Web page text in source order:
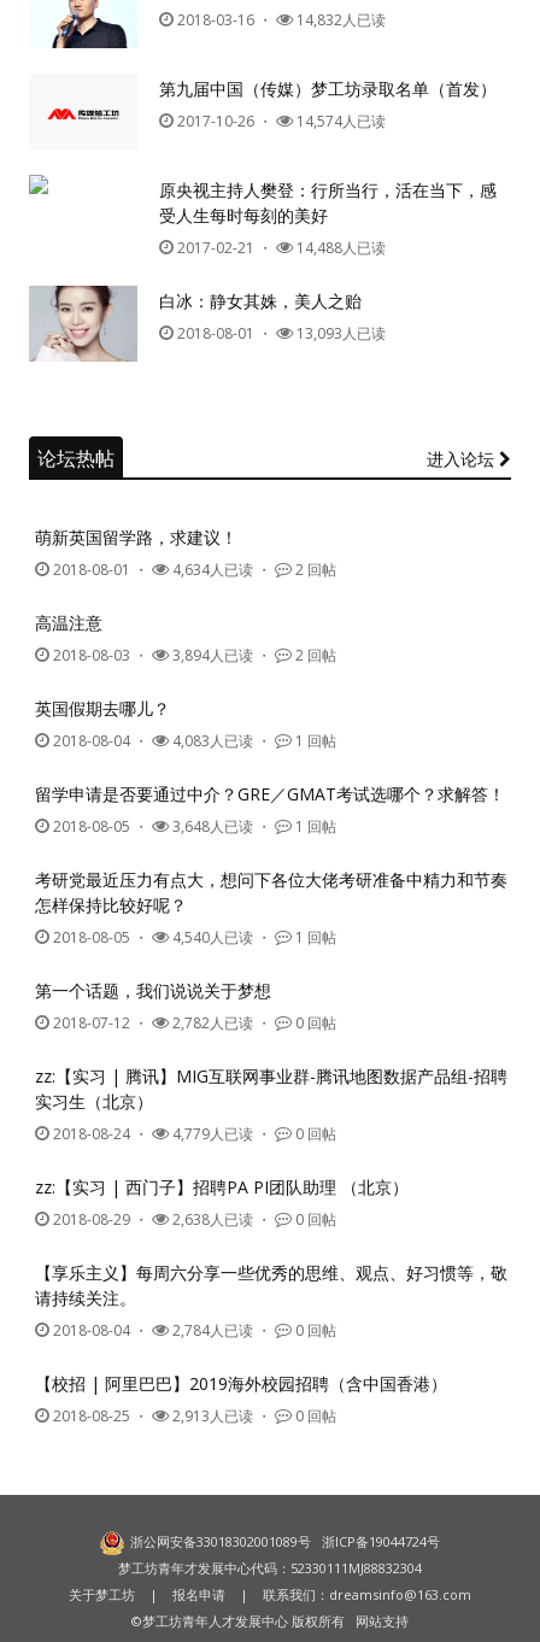
2018-03-16 ・ 14,832人已读
第九届中国（传媒）梦工坊录取名单（首发）
2017-10-26 ・ 14,574人已读
原央视主持人樊登：行所当行，活在当下，感
受人生每时每刻的美好
2017-02-21 ・ 14,488人已读
白冰：静女其姝，美人之贻
2018-08-01 ・ 13,093人已读
论坛热帖 进入论坛
萌新英国留学路，求建议！
2018-08-01 ・ 4,634人已读 ・ 2 回帖
高温注意
2018-08-03 ・ 3,894人已读 ・ 2 回帖
英国假期去哪儿？
2018-08-04・ 4,083人已读 ・ 1 回帖
留学申请是否要通过中介？GRE／GMAT考试选哪个？求解答！
2018-08-05 ・ 3,648人已读 ・ 1 回帖
考研党最近压力有点大，想问下各位大佬考研准备中精力和节奏
怎样保持比较好呢？
2018-08-05 ・ 4,540人已读 ・ 1 回帖
第一个话题，我们说说关于梦想
2018-07-12 ・ 2,782人已读 ・ 0 回帖
zz:【实习 | 腾讯】MIG互联网事业群-腾讯地图数据产品组-招聘
实习生（北京）
2018-08-24・ 4,779人已读 ・ 0 回帖
zz:【实习 | 西门子】招聘PA PI团队助理 （北京）
2018-08-29 ・ 2,638人已读 ・ 0 回帖
【享乐主义】每周六分享一些优秀的思维、观点、好习惯等，敬
请持续关注。
2018-08-04・ 2,784人已读 ・ 0 回帖
【校招 | 阿里巴巴】2019海外校园招聘（含中国香港）
2018-08-25 ・ 2,913人已读 ・ 0 回帖
浙公网安备33018302001089号 浙ICP备19044724号
梦工坊青年才发展中心代码：52330111MJ88832304
关于梦工坊 | 报名申请 | 联系我们： dreamsinfo@163.com
©梦工坊青年人才发展中心 版权所有 网站支持